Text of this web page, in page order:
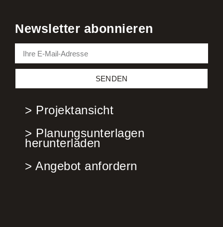
Newsletter abonnieren
SENDEN
> Projektansicht
> Planungsunterlagen
herunterladen
> Angebot anfordern